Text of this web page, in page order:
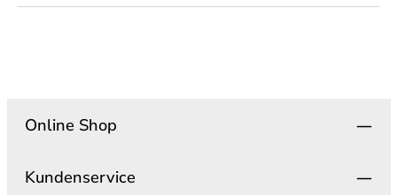
Online Shop
Kundenservice